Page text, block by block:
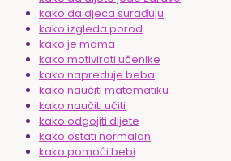
kako da djeca surađuju
kako izgleda porod
kako je mama
kako motivirati učenike
kako napreduje beba
kako naučiti matematiku
kako naučiti učiti
kako odgojiti dijete
kako ostati normalan
kako pomoći bebi